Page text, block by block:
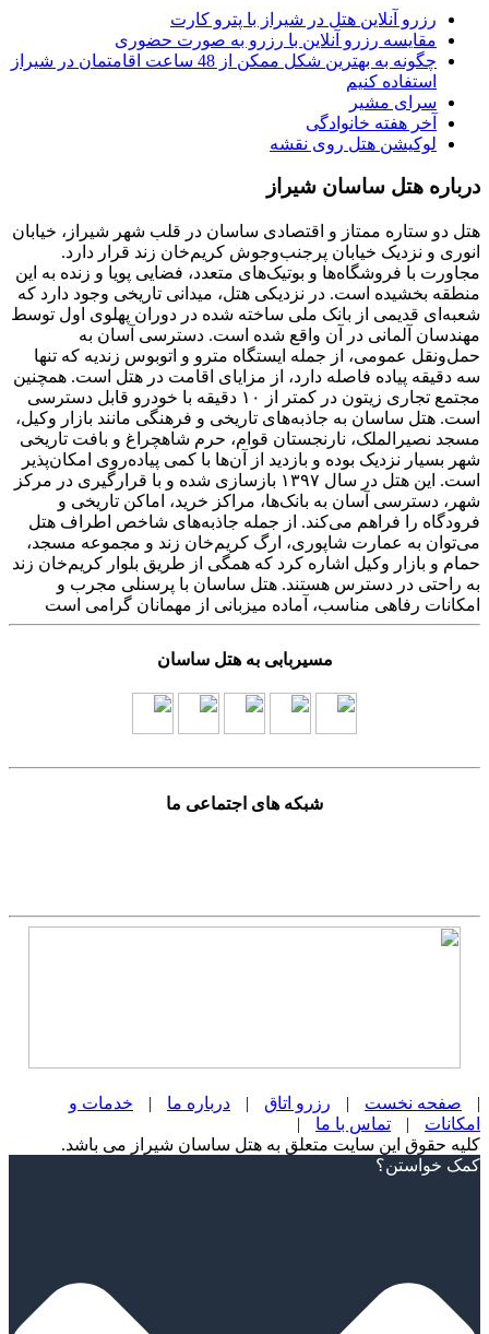
رزرو آنلاین هتل در شیراز با پترو کارت
مقایسه رزرو آنلاین با رزرو به صورت حضوری
چگونه به بهترین شکل ممکن از 48 ساعت اقامتمان در شیراز
استفاده کنیم
سرای مشیر
آخر هفته خانوادگی
لوکیشن هتل روی نقشه
درباره هتل ساسان شیراز
هتل دو ستاره ممتاز و اقتصادی ساسان در قلب شهر شیراز، خیابان
انوری و نزدیک خیابان پرجنب‌وجوش کریم‌خان زند قرار دارد.
مجاورت با فروشگاه‌ها و بوتیک‌های متعدد، فضایی پویا و زنده به این
منطقه بخشیده است. در نزدیکی هتل، میدانی تاریخی وجود دارد که
شعبه‌ای قدیمی از بانک ملی ساخته شده در دوران پهلوی اول توسط
مهندسان آلمانی در آن واقع شده است. دسترسی آسان به
حمل‌ونقل عمومی، از جمله ایستگاه مترو و اتوبوس زندیه که تنها
سه دقیقه پیاده فاصله دارد، از مزایای اقامت در هتل است. همچنین
مجتمع تجاری زیتون در کمتر از ۱۰ دقیقه با خودرو قابل دسترسی
است. هتل ساسان به جاذبه‌های تاریخی و فرهنگی مانند بازار وکیل،
مسجد نصیرالملک، نارنجستان قوام، حرم شاهچراغ و بافت تاریخی
شهر بسیار نزدیک بوده و بازدید از آن‌ها با کمی پیاده‌روی امکان‌پذیر
است. این هتل در سال ۱۳۹۷ بازسازی شده و با قرارگیری در مرکز
شهر، دسترسی آسان به بانک‌ها، مراکز خرید، اماکن تاریخی و
فرودگاه را فراهم می‌کند. از جمله جاذبه‌های شاخص اطراف هتل
می‌توان به عمارت شاپوری، ارگ کریم‌خان زند و مجموعه مسجد،
حمام و بازار وکیل اشاره کرد که همگی از طریق بلوار کریم‌خان زند
به راحتی در دسترس هستند. هتل ساسان با پرسنلی مجرب و
امکانات رفاهی مناسب، آماده میزبانی از مهمانان گرامی است
مسیربابی به هتل ساسان
شبکه های اجتماعی ما
| صفحه نخست | رزرو اتاق | درباره ما |
خدمات و
امکانات
| تماس با ما
|
کلیه حقوق این سایت متعلق به هتل ساسان شیراز می باشد.
Scroll
کمک خواستن؟